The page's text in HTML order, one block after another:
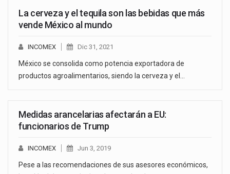
La cerveza y el tequila son las bebidas que más
vende México al mundo
INCOMEX Dic 31, 2021
México se consolida como potencia exportadora de
productos agroalimentarios, siendo la cerveza y el…
Medidas arancelarias afectarán a EU:
funcionarios de Trump
INCOMEX Jun 3, 2019
Pese a las recomendaciones de sus asesores económicos,